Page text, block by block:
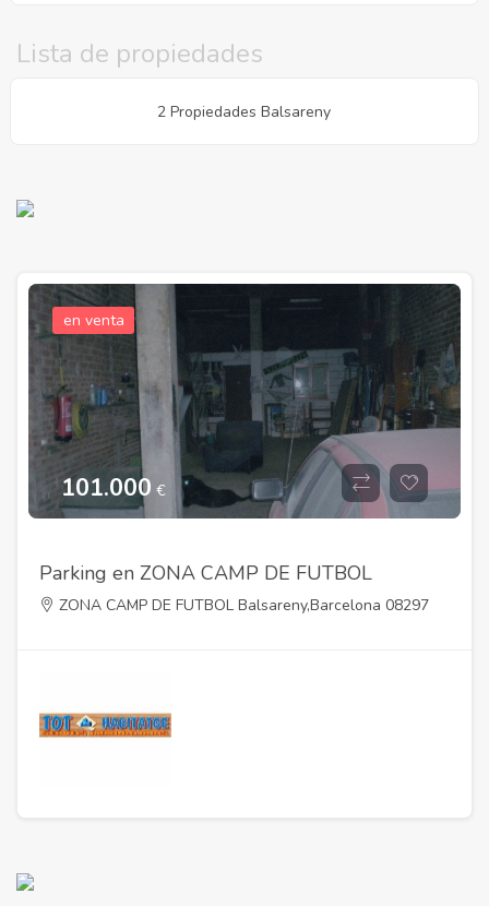
Lista de propiedades
2 Propiedades Balsareny
en venta
101.000 €
Parking en ZONA CAMP DE FUTBOL
ZONA CAMP DE FUTBOL Balsareny,Barcelona 08297